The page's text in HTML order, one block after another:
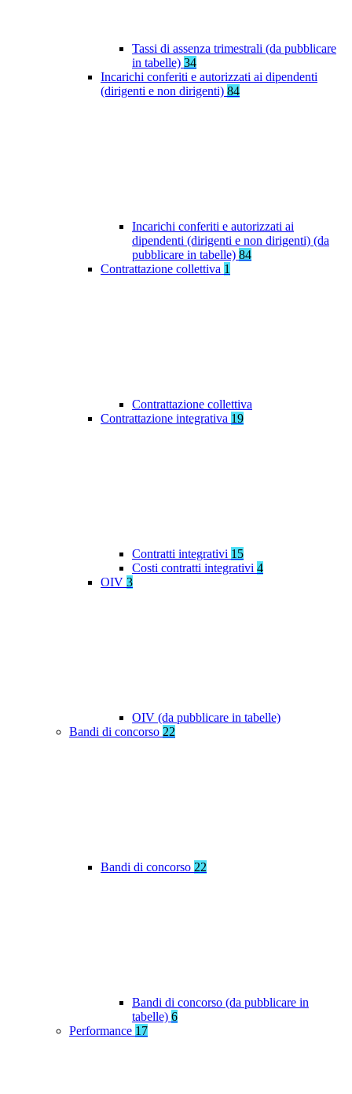
Tassi di assenza trimestrali (da pubblicare
in tabelle) 34
Incarichi conferiti e autorizzati ai dipendenti
(dirigenti e non dirigenti) 84
Incarichi conferiti e autorizzati ai
dipendenti (dirigenti e non dirigenti) (da
pubblicare in tabelle) 84
Contrattazione collettiva 1
Contrattazione collettiva
Contrattazione integrativa 19
Contratti integrativi 15
Costi contratti integrativi 4
OIV 3
OIV (da pubblicare in tabelle)
Bandi di concorso 22
Bandi di concorso 22
Bandi di concorso (da pubblicare in
tabelle) 6
Performance 17